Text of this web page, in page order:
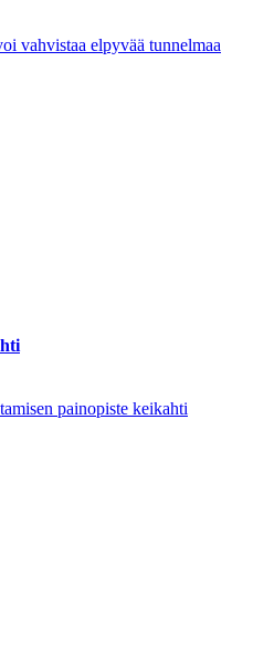
vahvistaa elpyvää tunnelmaa
painopiste keikahti